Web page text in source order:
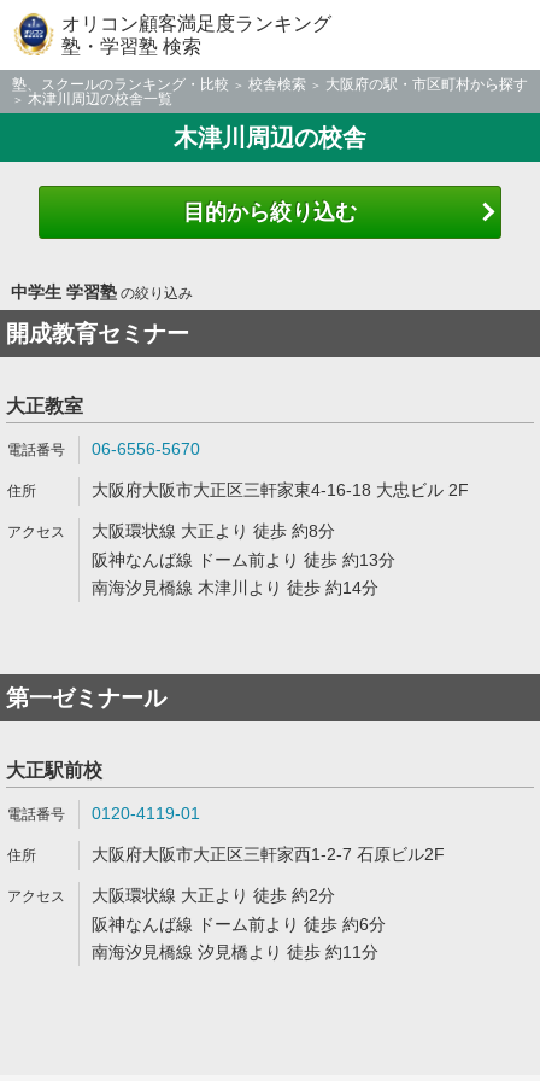
オリコン顧客満足度ランキング
塾・学習塾 検索
塾、スクールのランキング・比較 校舎検索
大阪府の駅・市区町村から探す
木津川周辺の校舎一覧
木津川周辺の校舎
目的から絞り込む
中学生 学習塾の絞り込み
開成教育セミナー
大正教室
06-6556-5670
大阪府大阪市大正区三軒家東4-16-18 大忠ビル 2F
大阪環状線 大正より 徒歩 約8分
阪神なんば線 ドーム前より 徒歩 約13分
南海汐見橋線 木津川より 徒歩 約14分
第一ゼミナール
大正駅前校
0120-4119-01
大阪府大阪市大正区三軒家西1-2-7 石原ビル2F
大阪環状線 大正より 徒歩 約2分
阪神なんば線 ドーム前より 徒歩 約6分
南海汐見橋線 汐見橋より 徒歩 約11分